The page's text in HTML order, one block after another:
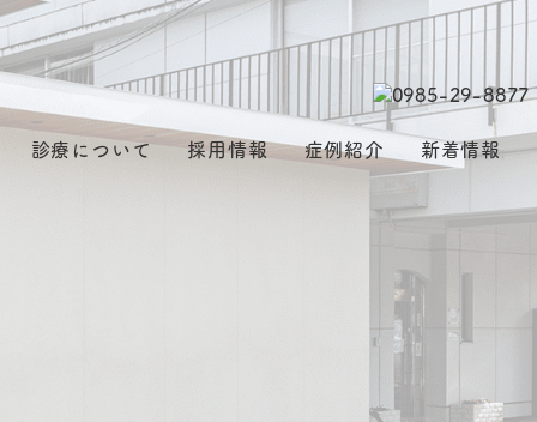
診療について 採用情報 症例紹介 新着情報